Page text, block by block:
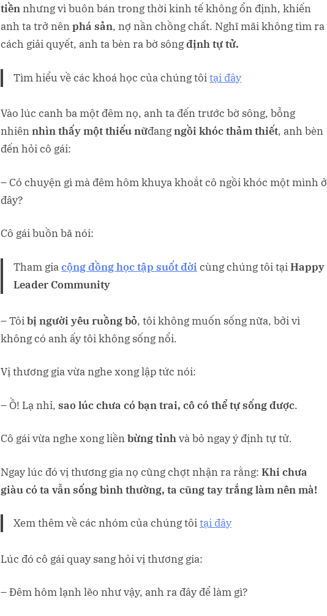
Cuối
Tuần
số
TUYỆT
tiềnnhưng vì buôn bán trong thời kinh tế không ổn định, khiến
anh ta trở nênphá sản, nợ nần chồng chất. Nghĩ mãi không tìm ra
cách giải quyết, anh ta bèn ra bờ sôngđịnh tự tử.
Tìm hiểu về các khoá học của chúng tôitại đây
Vào lúc canh ba một đêm nọ, anh ta đến trước bờ sông, bỗng
nhiênnhìn thấy một thiếu nữđangngồi khóc thảm thiết, anh bèn
đến hỏi cô gái:
– Có chuyện gì mà đêm hôm khuya khoắt cô ngồi khóc một mình ở
đây?
Cô gái buồn bã nói:
Tham giacộng đồng học tập suốt đời cùng chúng tôi tạiHappy
Leader Community
– Tôibị người yêu ruồng bỏ, tôi không muốn sống nữa, bởi vì
không có anh ấy tôi không sống nổi.
Vị thương gia vừa nghe xong lập tức nói:
– Ồ! Lạ nhỉ, sao lúc chưa có bạn trai, cô có thể tự sống được.
Cô gái vừa nghe xong liềnbừng tỉnhvà bỏ ngay ý định tự tử.
Ngay lúc đó vị thương gia nọ cũng chợt nhận ra rằng: Khi chưa
giàu có ta vẫn sống bình thường, ta cũng tay trắng làm nên mà!
Xem thêm về các nhóm của chúng tôitại đây
Lúc đó cô gái quay sang hỏi vị thương gia:
– Đêm hôm lạnh lẽo như vậy, anh ra đây để làm gì?